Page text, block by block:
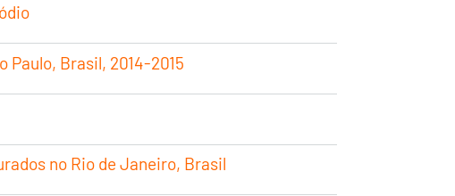
Brasil, 2014-2015
no Rio de Janeiro, Brasil